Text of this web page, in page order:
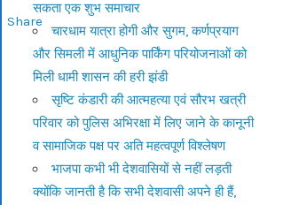
सकता एक शुभ समाचार
चारधाम यात्रा होगी और सुगम, कर्णप्रयाग
और सिमली में आधुनिक पार्किंग परियोजनाओं को
मिली धामी शासन की हरी झंडी
सृष्टि कंडारी की आत्महत्या एवं सौरभ खत्री
परिवार को पुलिस अभिरक्षा में लिए जाने के कानूनी
व सामाजिक पक्ष पर अति महत्वपूर्ण विश्लेषण
भाजपा कभी भी देशवासियों से नहीं लड़ती
क्योंकि जानती है कि सभी देशवासी अपने ही हैं,
Email
Share